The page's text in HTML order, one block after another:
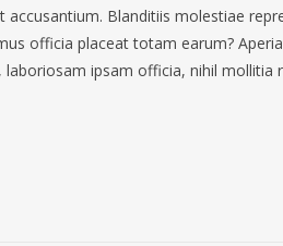
accusantium. Blanditiis molestiae
officia placeat totam earum?
laboriosam ipsam officia, nihil